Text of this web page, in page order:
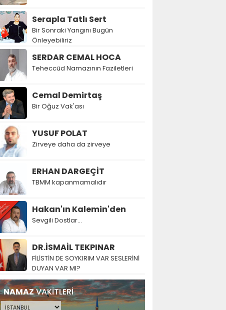
Serapla Tatlı Sert
Bir Sonraki Yangını Bugün
Önleyebiliriz
SERDAR CEMAL HOCA
Teheccüd Namazının Faziletleri
Cemal Demirtaş
Bir Oğuz Vak'ası
YUSUF POLAT
Zirveye daha da zirveye
ERHAN DARGEÇİT
TBMM kapanmamalıdır
Hakan'ın Kalemin'den
Sevgili Dostlar...
DR.İSMAİL TEKPINAR
FİLİSTİN DE SOYKIRIM VAR SESLERİNİ
DUYAN VAR MI?
NAMAZVAKİTLERİ